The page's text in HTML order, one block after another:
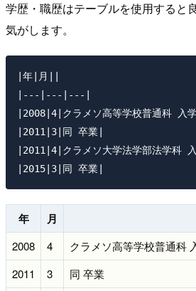
学歴・職歴はテーブルを使用すると
気がします。
|年|月||
|---|---|---|
|2008|4|クラメソ高等学校普通科 入
|2011|3|同 卒業|
|2011|4|クラメソ大学法学部法学科
年 月
2008 4
クラメソ高等学校普通科
2011
3
同 卒業